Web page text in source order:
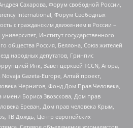
Сахарова, Форум свободной России,
International, Форум Свободных
с гражданским движением в России –
Институт государственного
общества Россия, Беллона, Союз жителей
народных депутатов, Гринпис
Инк, Завет церквей TCCN, Агора,
Gazeta-Europe, Алтай проект,
Чернигов, Фонд Дом Прав Человека,
имени Бориса Звозскова, Дом прав
Ереван, Дом прав человека Крым,
ТВ Дождь, Центр европейских